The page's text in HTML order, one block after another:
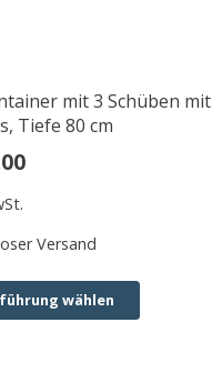
mit 3 Schüben mit
Tiefe 80 cm
Versand
wählen